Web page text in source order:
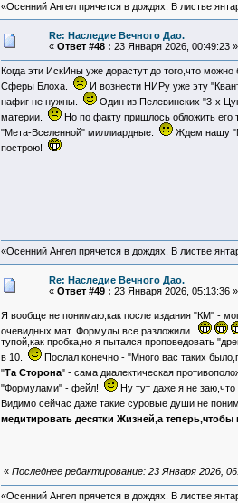
«Осенний Ангел прячется в дождях. В листве
Re: Наследие Вечного Дао.
« Ответ #48 : 23 Января 2026, 00:49:23 »
Когда эти ИскИны уже дорастут до того,что
Сферы Блоха.
И вознести НИРу уже эту
нафиг не нужны.
Один из Пелевинских "3-х
материи.
Но по факту пришлось обложить его
"Мета-Вселенной" миллиардные.
Ждем нашу
построю!
«Осенний Ангел прячется в дождях. В листве
Re: Наследие Вечного Дао.
« Ответ #49 : 23 Января 2026, 05:13:36 »
Я вообще не понимаю,как после издания "КМ" -
очевидных мат. Формулы все разложили.
тупой,как пробка,но я пытался проповедовать
в 10.
Послал конечно - "Много вас таких
"Та Сторона" - сама диалектическая
"Формулами" - фейл!
Ну тут даже я не
Видимо сейчас даже такие суровые души не
медитировать десятки Жизней,а
« Последнее редактирование: 23 Января 2026,
«Осенний Ангел прячется в дождях. В листве